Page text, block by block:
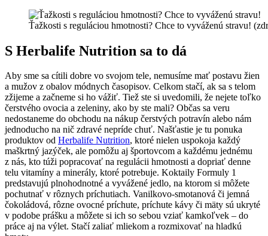
Ťažkosti s reguláciou hmotnosti? Chce to vyváženú stravu!
S Herbalife Nutrition sa to dá
Aby sme sa cítili dobre vo svojom tele, nemusíme mať postavu žien
a mužov z obalov módnych časopisov. Celkom stačí, ak sa s telom
zžijeme a začneme si ho vážiť. Tiež ste si uvedomili, že nejete toľko
čerstvého ovocia a zeleniny, ako by ste mali? Občas sa veru
nedostaneme do obchodu na nákup čerstvých potravín alebo nám
jednoducho na nič zdravé nepríde chuť. Našťastie je tu ponuka
produktov od Herbalife Nutrition, ktoré nielen uspokoja každý
maškrtný jazýček, ale pomôžu aj športovcom a každému jednému
z nás, kto túži popracovať na regulácii hmotnosti a dopriať denne
telu vitamíny a minerály, ktoré potrebuje. Koktaily Formuly 1
predstavujú plnohodnotné a vyvážené jedlo, na ktorom si môžete
pochutnať v rôznych príchutiach. Vanilkovo-smotanová či jemná
čokoládová, rôzne ovocné príchute, príchute kávy či mäty sú ukryté
v podobe prášku a môžete si ich so sebou vziať kamkoľvek – do
práce aj na výlet. Stačí zaliať mliekom a rozmixovať na hladkú